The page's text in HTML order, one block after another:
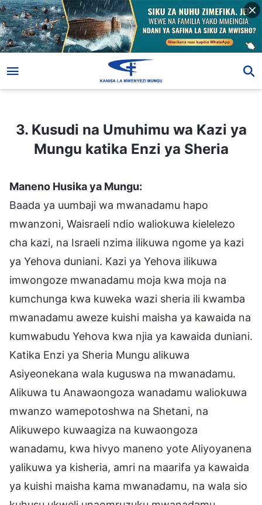
3. Kusudi na Umuhimu wa Kazi ya
Mungu katika Enzi ya Sheria
Maneno Husika ya Mungu:
Baada ya uumbaji wa mwanadamu hapo
mwanzoni, Waisraeli ndio waliokuwa kielelezo
cha kazi, na Israeli nzima ilikuwa ngome ya kazi
ya Yehova duniani. Kazi ya Yehova ilikuwa
imwongoze mwanadamu moja kwa moja na
kumchunga kwa kuweka wazi sheria ili kwamba
mwanadamu aweze kuishi maisha ya kawaida na
kumwabudu Yehova kwa njia ya kawaida duniani.
Katika Enzi ya Sheria Mungu alikuwa
Asiyeonekana wala kuguswa na mwanadamu.
Alikuwa tu Anawaongoza wanadamu waliokuwa
mwanzo wamepotoshwa na Shetani, na
Alikuwepo kuwaagiza na kuwaongoza
wanadamu, kwa hivyo maneno yote Aliyoyanena
yalikuwa ya kisheria, amri na maarifa ya kawaida
ya kuishi maisha kama mwanadamu, na wala sio